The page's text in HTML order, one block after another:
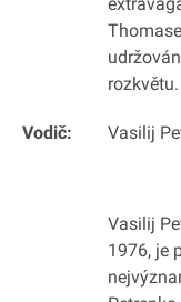
rozkvětu.
Vodič: Vasilij
Vasilij
1976, je